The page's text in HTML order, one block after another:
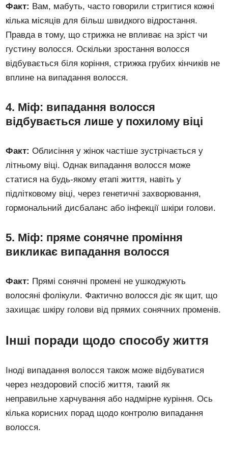
Факт: Вам, мабуть, часто говорили стригтися кожні
кілька місяців для більш швидкого відростання.
Правда в тому, що стрижка не впливає на зріст чи
густину волосся. Оскільки зростання волосся
відбувається біля коріння, стрижка грубих кінчиків не
вплине на випадання волосся.
4. Міф: випадання волосся
відбувається лише у похилому віці
Факт: Облисіння у жінок частіше зустрічається у
літньому віці. Однак випадання волосся може
статися на будь-якому етапі життя, навіть у
підлітковому віці, через генетичні захворювання,
гормональний дисбаланс або інфекції шкіри голови.
5. Міф: пряме сонячне проміння
викликає випадання волосся
Факт: Прямі сонячні промені не ушкоджують
волосяні фолікули. Фактично волосся діє як щит, що
захищає шкіру голови від прямих сонячних променів.
Інші поради щодо способу життя
Іноді випадання волосся також може відбуватися
через нездоровий спосіб життя, такий як
неправильне харчування або надмірне куріння. Ось
кілька корисних порад щодо контролю випадання
волосся.